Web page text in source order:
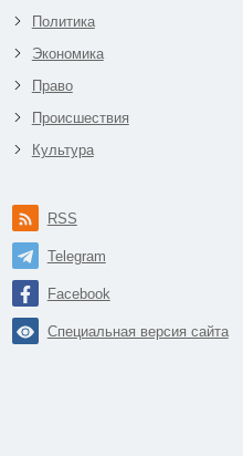
Политика
Экономика
Право
Происшествия
Культура
RSS
Telegram
Facebook
Специальная версия сайта